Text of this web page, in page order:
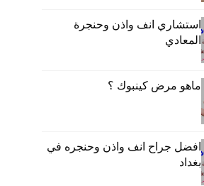
استشاري انف واذن وحنجرة
المعادي
ماهو مرض كينبوك ؟
افضل جراح انف واذن وحنجره في
بغداد